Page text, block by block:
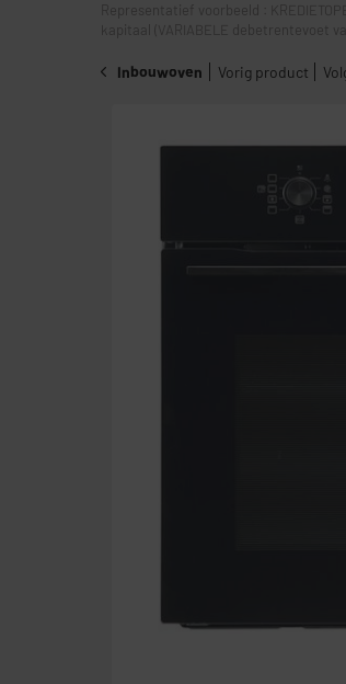
Representatief voorbeeld :
kapitaal (VARIABELE debetrentevoet
Inbouwoven Vorig product